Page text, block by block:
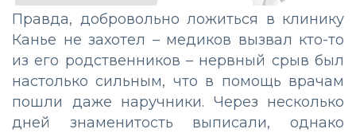
Правда, добровольно ложиться в клинику
Канье не захотел – медиков вызвал кто-то
из его родственников – нервный срыв был
настолько сильным, что в помощь врачам
пошли даже наручники. Через несколько
дней знаменитость выписали, однако